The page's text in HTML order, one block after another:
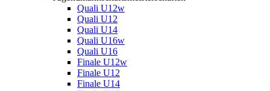
Quali U12w
Quali U12
Quali U14
Quali U16w
Quali U16
Finale U12w
Finale U12
Finale U14